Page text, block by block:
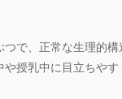
で、正常な生理的
授乳中に目立ちや